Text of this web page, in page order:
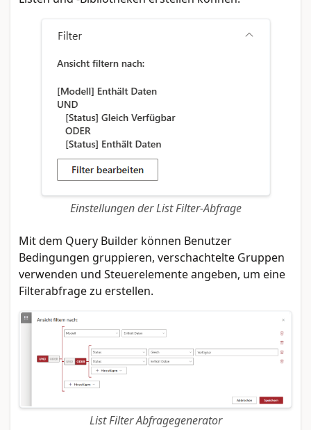
Einstellungen der List Filter-Abfrage
Mit dem Query Builder können Benutzer
Bedingungen gruppieren, verschachtelte Gruppen
verwenden und Steuerelemente angeben, um eine
Filterabfrage zu erstellen.
List Filter Abfragegenerator